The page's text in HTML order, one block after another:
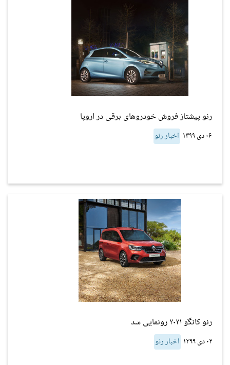
رنو پیشتاز فروش خودروهای برقی در اروپا
۰۶ دی ۱۳۹۹ اخبار رنو
رنو کانگو ۲۰۲۱ رونمایی شد
۰۲ دی ۱۳۹۹ اخبار رنو